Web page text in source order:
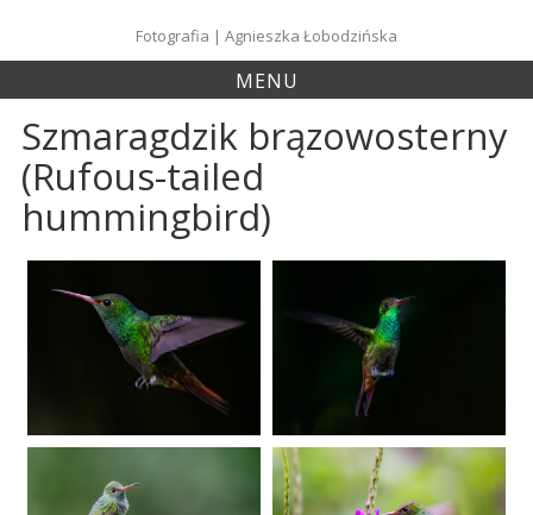
content
Fotografia | Agnieszka Łobodzińska
MENU
Szmaragdzik brązowosterny
(Rufous-tailed
hummingbird)